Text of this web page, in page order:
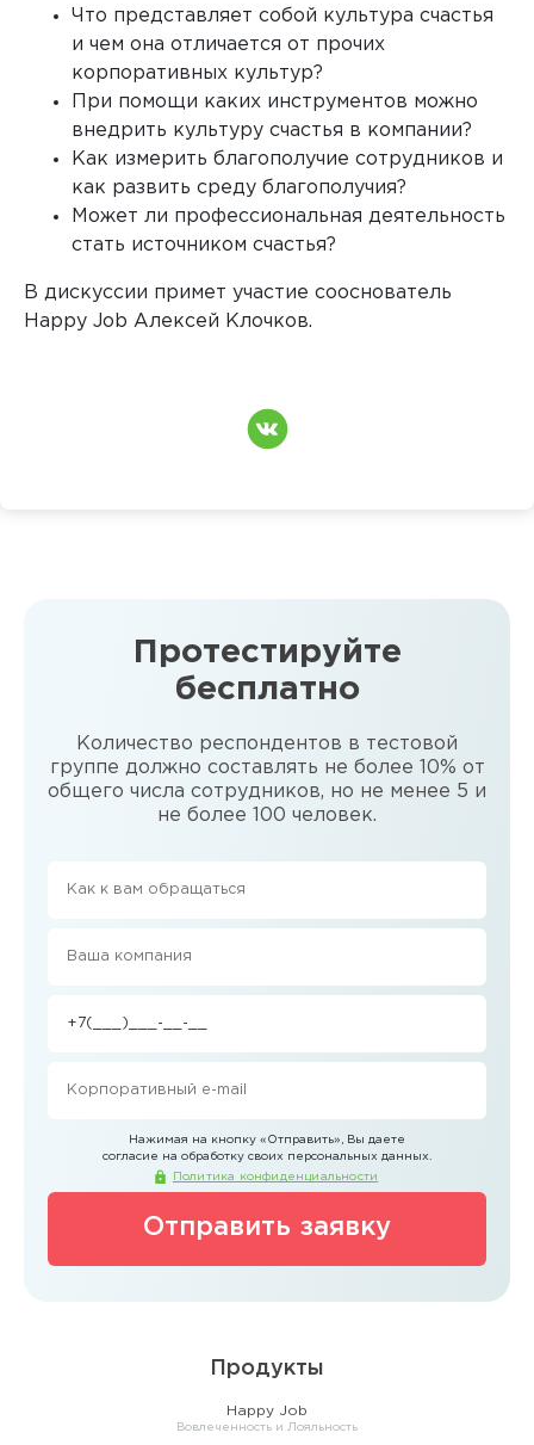
Что представляет собой культура счастья
и чем она отличается от прочих
корпоративных культур?
При помощи каких инструментов можно
внедрить культуру счастья в компании?
Как измерить благополучие сотрудников и
как развить среду благополучия?
Может ли профессиональная деятельность
стать источником счастья?
В дискуссии примет участие сооснователь
Happy Job Алексей Клочков.
Протестируйте
бесплатно
Количество респондентов в тестовой
группе должно составлять не более 10% от
общего числа сотрудников, но не менее 5 и
не более 100 человек.
Отправить заявку
Нажимая на кнопку «Отправить» , Вы даете
согласие на обработку своих персональных данных.
Политика конфиденциальности
Продукты
Happy Job
Вовлеченность и Лояльность